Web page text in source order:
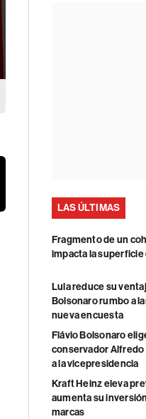
LAS ÚLTIMAS
Fragmento de un
impacta la superficie
Lula reduce su
Bolsonaro rumbo a
nueva encuesta
Flávio Bolsonaro
conservador Alfredo
a la vicepresidencia
Kraft Heinz eleva
aumenta su
marcas